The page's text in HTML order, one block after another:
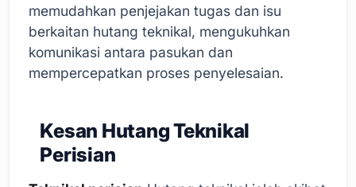
memudahkan penjejakan tugas dan isu
berkaitan hutang teknikal, mengukuhkan
komunikasi antara pasukan dan
mempercepatkan proses penyelesaian.
Kesan Hutang Teknikal
Perisian